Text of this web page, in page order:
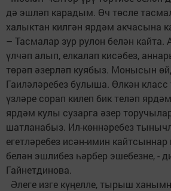
дә эшләп карадым. Өч төсле
халыктан килгән ярдәм акчасына
– Тасмалар зур рулон белән
үлчәп алып, елкалап кисәбез,
төрәп әзерләп куябыз. Монысын
Гаиләләребез булыша. Өлкән
үзләре сорап килеп бик теләп
ярдәм кулы сузарга әзер
шатланабыз. Ил-көннәребез
егетләребез исән-имин кайтсыннар
белән эшлибез һәрбер эшебезне, -
Гайнетдинова.
Әлеге изге күңелле, тырыш